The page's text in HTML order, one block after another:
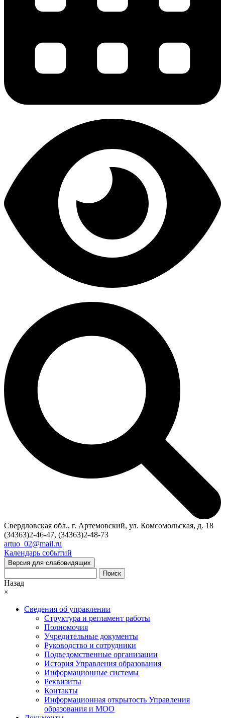
Свердловская обл., г. Артемовский, ул. Комсомольская, д. 18
(34363)2-46-47, (34363)2-48-73
artuo_02@mail.ru
Календарь событий
Версия для слабовидящих
Поиск
Назад
×
Сведения об управлении
Структура и регламент работы
Полномочия
Учредительные документы
Руководство и сотрудники
Подведомственные организации
История Управления образования
Информационные системы
Реквизиты
Контакты
Информационная открытость Управления
образования и МОО